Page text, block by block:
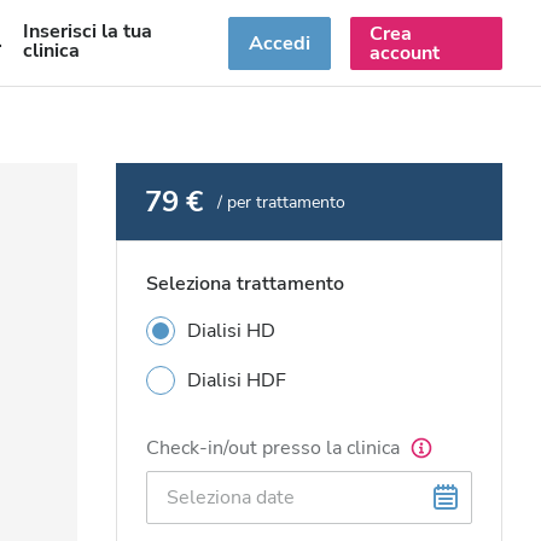
Inserisci la tua
clinica Accedi Crea
account
79 € / per trattamento
Seleziona trattamento
Dialisi HD
Dialisi HDF
Check-in/out presso la clinica